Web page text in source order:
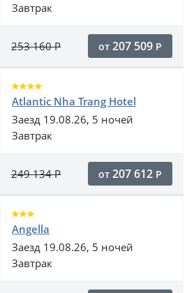
Завтрак
253 160Р от 207 509 Р
Atlantic Nha Trang Hotel
Заезд 19.08.26, 5 ночей
Завтрак
249 134Р от 207 612 Р
Angella
Заезд 19.08.26, 5 ночей
Завтрак